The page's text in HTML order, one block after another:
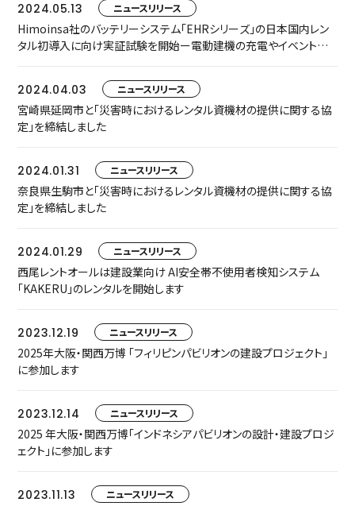
2024.05.13 ニュースリリース
Himoinsa社のバッテリーシステム「EHRシリーズ」の日本国内レン
タル初導入に向け実証試験を開始ー電動建機の充電やイベント会
2024.04.03
ニュースリリース
宮崎県延岡市と「災害時におけるレンタル資機材の提供に関する協
定」を締結しました
2024.01.31 ニュースリリース
奈良県生駒市と「災害時におけるレンタル資機材の提供に関する協
定」を締結しました
2024.01.29 ニュースリリース
西尾レントオールは建設業向け AI安全帯不使用者検知システム
「KAKERU」のレンタルを開始します
2023.12.19 ニュースリリース
2025年大阪・関西万博 「フィリピンパビリオンの建設プロジェクト」
に参加します
2023.12.14 ニュースリリース
2025 年大阪・関西万博「インドネシアパビリオンの設計・建設プロジ
ェクト」に参加します
2023.11.13 ニュースリリース